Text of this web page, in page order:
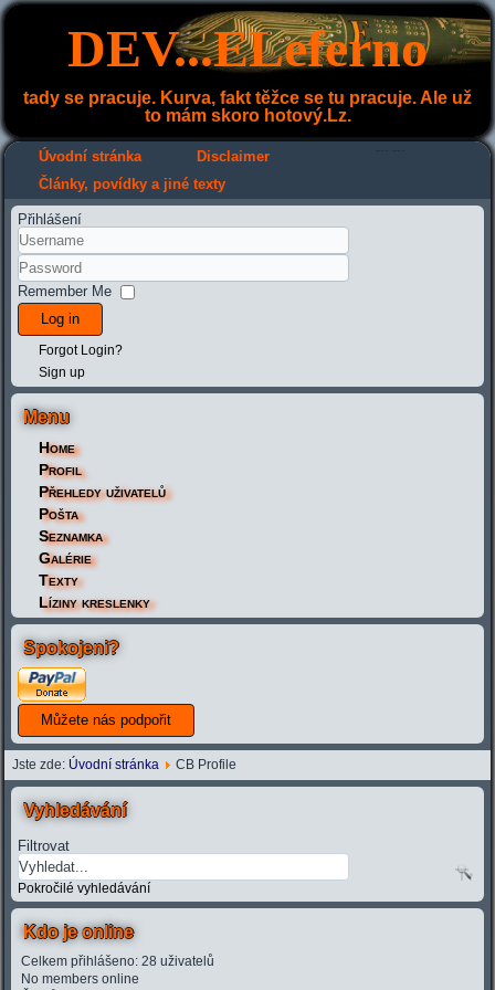
DEV...ELeferno
tady se pracuje. Kurva, fakt těžce se tu pracuje. Ale už
to mám skoro hotový.Lz.
Úvodní stránka Disclaimer
Články, povídky a jiné texty
Přihlášení
Remember Me
Log in
Forgot Login?
Sign up
Menu
Home
Profil
Přehledy uživatelů
Pošta
Seznamka
Galérie
Texty
Líziny kreslenky
Spokojeni?
Jste zde: Úvodní stránka CB Profile
Vyhledávání
Filtrovat
Pokročilé vyhledávání
Kdo je online
Celkem přihlášeno: 28 uživatelů
No members online